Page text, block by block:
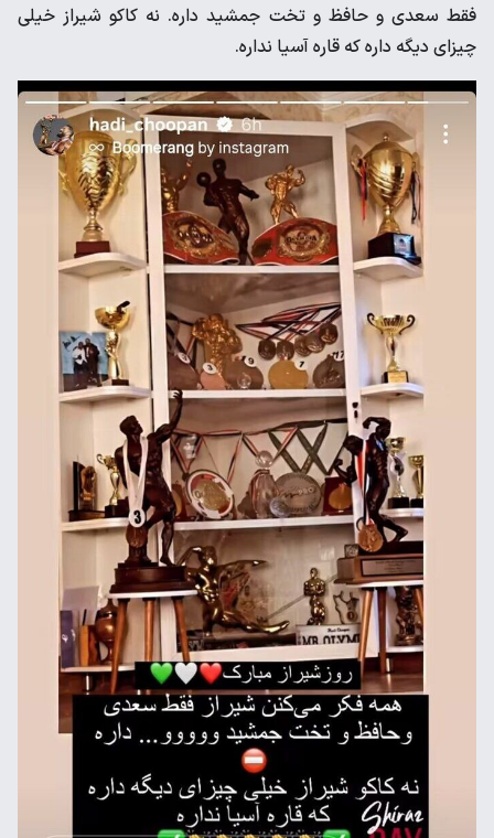
فقط سعدی و حافظ و تخت جمشید داره. نه کاکو شیراز خیلی
چیزای دیگه داره که قاره آسیا نداره.